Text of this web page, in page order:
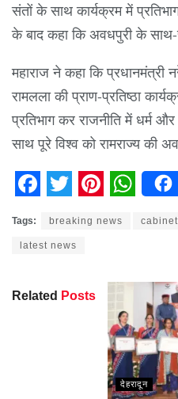
संतों के साथ कार्यक्रम में
के बाद कहा कि अवधपुरी के साथ-
महाराज ने कहा कि प्रधानमंत्री
रामलला की प्राण-प्रतिष्ठा
प्रतिभाग कर राजनीति में धर्म
साथ पूरे विश्व को रामराज्य की
Tags: breaking news
latest news
Related Posts
देहरादून